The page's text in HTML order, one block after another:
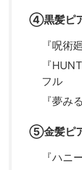
④黒髪ピ
『呪術
『
フル
『夢み
⑤金髪ピ
『ハニ